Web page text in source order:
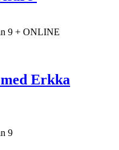
9 + ONLINE
Erkka
9